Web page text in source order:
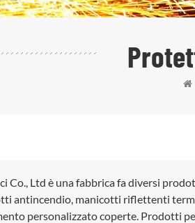
Co., Ltd è una fabbrica fa diversi
antincendio, manicotti riflettenti
personalizzato coperte. Prodotti